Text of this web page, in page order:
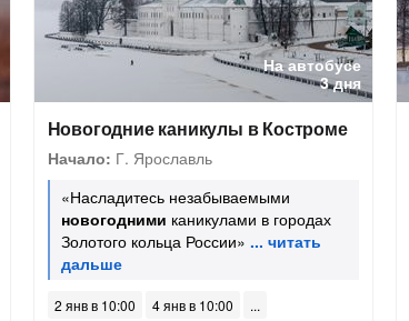
На автобусе
3 дня
Новогодние каникулы в Костроме
Начало: Г. Ярославль
«Насладитесь незабываемыми
новогодними каникулами в городах
Золотого кольца России»
2 янв в 10:00
4 янв в 10:00